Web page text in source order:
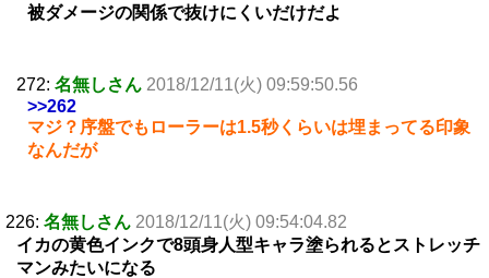
被ダメージの関係で抜けにくいだけだよ
272: 名無しさん 2018/12/11(火) 09:59:50.56
>>262
マジ？序盤でもローラーは1.5秒くらいは埋まってる印象
なんだが
226: 名無しさん 2018/12/11(火) 09:54:04.82
イカの黄色インクで8頭身人型キャラ塗られるとストレッチ
マンみたいになる